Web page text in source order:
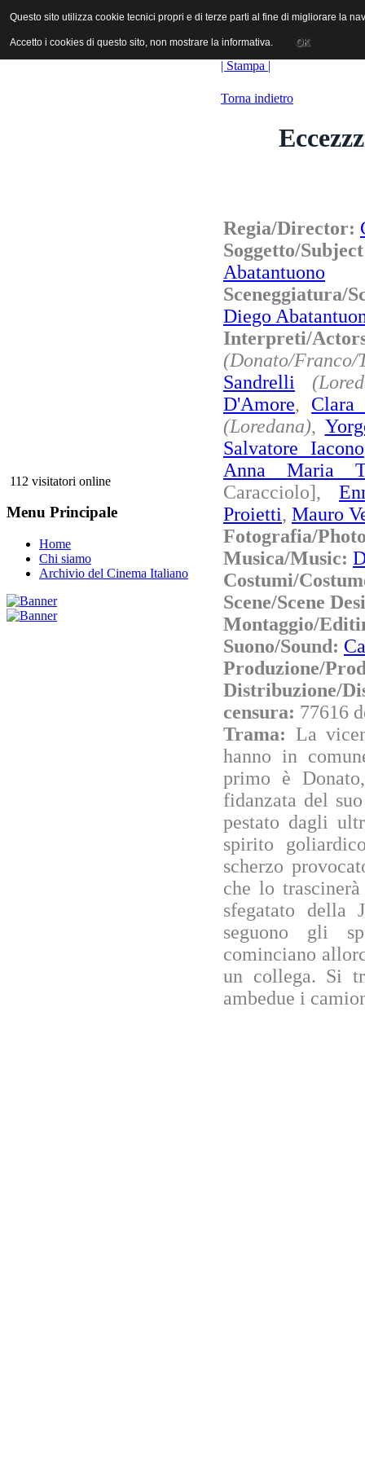
ANICA | Associazione Nazionale Industrie Cinematografiche
112 visitatori online
Menu Principale
Home
Chi siamo
Archivio del Cinema Italiano
| Stampa |
Torna indietro
Regia/Director:
Soggetto/
Abatantuono
Sceneggiatura/
Diego
(Donato/Franco/
Sandrelli
D'Amore, Clara
(Loredana),
Salvatore Iacono
Anna Maria
Caracciolo],
Proietti, Mauro
Fotografia/
Musica/Music:
Costumi/
Scene/Scene
Montaggio/
Suono/Sound:
Produzione/
Distribuzione/
censura: 77616
Trama: La
hanno in
primo è
fidanzata del
pestato dagli
spirito
scherzo
che lo
sfegatato della
seguono gli
cominciano
un collega. Si
ambedue i
Questo sito utilizza cookie tecnici propri e di terze parti al fine di migliorare la
Accetto i cookies di questo sito, non mostrare la informativa. OK
Questo sito utilizza cookie tecnici propri e di terze parti al fine di migliorare la
Accetto i cookies di questo sito, non mostrare la informativa. OK